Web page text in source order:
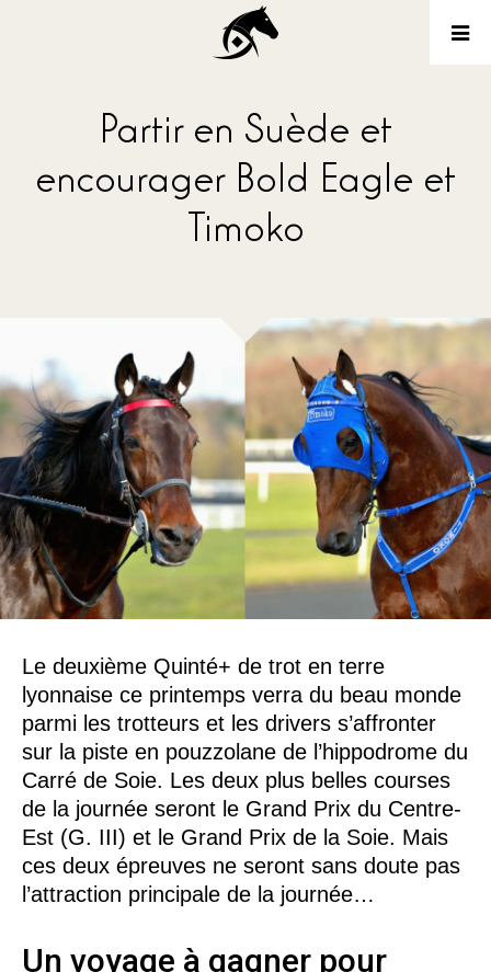
Partir en Suède et
encourager Bold Eagle et
Timoko
Le deuxième Quinté+ de trot en terre
lyonnaise ce printemps verra du beau monde
parmi les trotteurs et les drivers s’affronter
sur la piste en pouzzolane de l’hippodrome du
Carré de Soie. Les deux plus belles courses
de la journée seront le Grand Prix du Centre-
Est (G. III) et le Grand Prix de la Soie. Mais
ces deux épreuves ne seront sans doute pas
l’attraction principale de la journée…
Un voyage à gagner pour